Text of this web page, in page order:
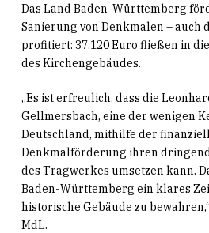
Das Land Baden-Württemberg
Sanierung von Denkmalen – auch
profitiert: 37.120 Euro fließen in
des Kirchengebäudes.
„Es ist erfreulich, dass die
Gellmersbach, eine der wenigen
Deutschland, mithilfe der
Denkmalförderung ihren
des Tragwerkes umsetzen kann.
Baden-Württemberg ein klares
historische Gebäude zu
MdL.